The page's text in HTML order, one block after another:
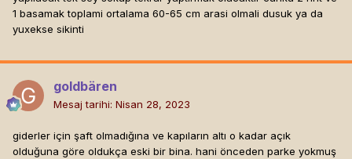
1 basamak toplami ortalama 60-65 cm arasi olmali dusuk ya da
yuxekse sikinti
goldbären
Mesaj tarihi: Nisan 28, 2023
giderler için şaft olmadığına ve kapıların altı o kadar açık
olduğuna göre oldukça eski bir bina. hani önceden parke yokmuş